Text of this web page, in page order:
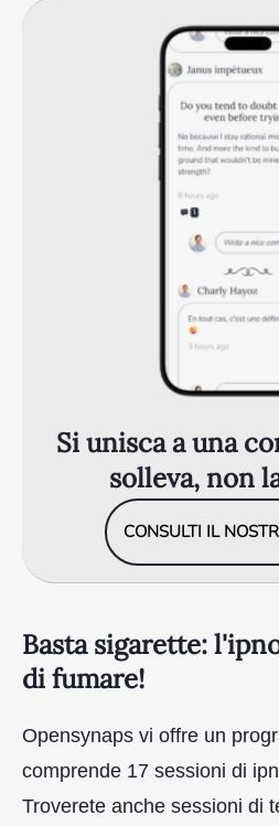
Si unisca a una
solleva, non
CONSULTI IL
Basta sigarette:
di fumare!
Opensynaps vi offre un
comprende 17 sessioni di
Troverete anche sessioni di